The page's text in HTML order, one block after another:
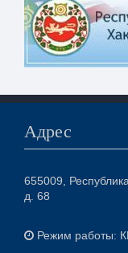
Адрес
655009,
д. 68
Режим работы: